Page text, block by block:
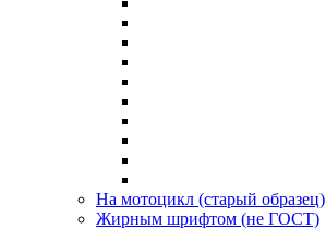
На мотоцикл (старый образец)
Жирным шрифтом (не ГОСТ)